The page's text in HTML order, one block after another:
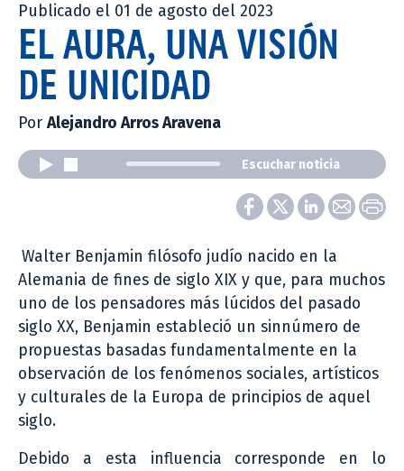
Publicado el 01 de agosto del 2023
EL AURA, UNA VISIÓN
DE UNICIDAD
Por Alejandro Arros Aravena
Escuchar noticia
Walter Benjamin filósofo judío nacido en la
Alemania de fines de siglo XIX y que, para muchos
uno de los pensadores más lúcidos del pasado
siglo XX, Benjamin estableció un sinnúmero de
propuestas basadas fundamentalmente en la
observación de los fenómenos sociales, artísticos
y culturales de la Europa de principios de aquel
siglo.
Debido a esta influencia corresponde en lo